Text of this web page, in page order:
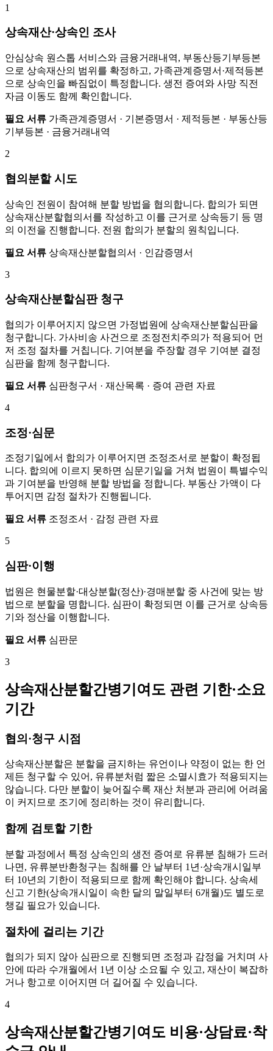
1
상속재산·상속인 조사
안심상속 원스톱 서비스와 금융거래내역, 부동산등기부등본
으로 상속재산의 범위를 확정하고, 가족관계증명서·제적등본
으로 상속인을 빠짐없이 특정합니다. 생전 증여와 사망 직전
자금 이동도 함께 확인합니다.
필요 서류 가족관계증명서 · 기본증명서 · 제적등본 · 부동산등
기부등본 · 금융거래내역
2
협의분할 시도
상속인 전원이 참여해 분할 방법을 협의합니다. 합의가 되면
상속재산분할협의서를 작성하고 이를 근거로 상속등기 등 명
의 이전을 진행합니다. 전원 합의가 분할의 원칙입니다.
필요 서류 상속재산분할협의서 · 인감증명서
3
상속재산분할심판 청구
협의가 이루어지지 않으면 가정법원에 상속재산분할심판을
청구합니다. 가사비송 사건으로 조정전치주의가 적용되어 먼
저 조정 절차를 거칩니다. 기여분을 주장할 경우 기여분 결정
심판을 함께 청구합니다.
필요 서류 심판청구서 · 재산목록 · 증여 관련 자료
4
조정·심문
조정기일에서 합의가 이루어지면 조정조서로 분할이 확정됩
니다. 합의에 이르지 못하면 심문기일을 거쳐 법원이 특별수익
과 기여분을 반영해 분할 방법을 정합니다. 부동산 가액이 다
투어지면 감정 절차가 진행됩니다.
필요 서류 조정조서 · 감정 관련 자료
5
심판·이행
법원은 현물분할·대상분할(정산)·경매분할 중 사건에 맞는 방
법으로 분할을 명합니다. 심판이 확정되면 이를 근거로 상속등
기와 정산을 이행합니다.
필요 서류 심판문
3
상속재산분할간병기여도 관련 기한·소요
기간
협의·청구 시점
상속재산분할은 분할을 금지하는 유언이나 약정이 없는 한 언
제든 청구할 수 있어, 유류분처럼 짧은 소멸시효가 적용되지는
않습니다. 다만 분할이 늦어질수록 재산 처분과 관리에 어려움
이 커지므로 조기에 정리하는 것이 유리합니다.
함께 검토할 기한
분할 과정에서 특정 상속인의 생전 증여로 유류분 침해가 드러
나면, 유류분반환청구는 침해를 안 날부터 1년·상속개시일부
터 10년의 기한이 적용되므로 함께 확인해야 합니다. 상속세
신고 기한(상속개시일이 속한 달의 말일부터 6개월)도 별도로
챙길 필요가 있습니다.
절차에 걸리는 기간
협의가 되지 않아 심판으로 진행되면 조정과 감정을 거치며 사
안에 따라 수개월에서 1년 이상 소요될 수 있고, 재산이 복잡하
거나 항고로 이어지면 더 길어질 수 있습니다.
4
상속재산분할간병기여도 비용·상담료·착